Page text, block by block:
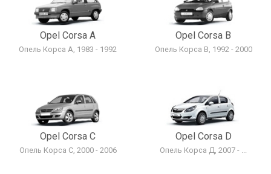
Opel Corsa A
Опель Корса A, 1983 - 1992
Opel Corsa B
Опель Корса B, 1992 - 2000
Opel Corsa C
Опель Корса C, 2000 - 2006
Opel Corsa D
Опель Корса Д, 2007 - ...